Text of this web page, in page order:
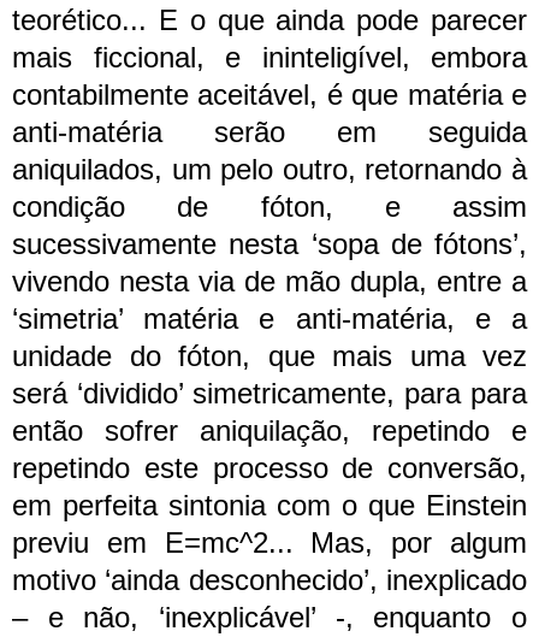
teorético... E o que ainda pode parecer
mais ficcional, e ininteligível, embora
contabilmente aceitável, é que matéria e
anti-matéria serão em seguida
aniquilados, um pelo outro, retornando à
condição de fóton, e assim
sucessivamente nesta ‘sopa de fótons’,
vivendo nesta via de mão dupla, entre a
‘simetria’ matéria e anti-matéria, e a
unidade do fóton, que mais uma vez
será ‘dividido’ simetricamente, para para
então sofrer aniquilação, repetindo e
repetindo este processo de conversão,
em perfeita sintonia com o que Einstein
previu em E=mc^2... Mas, por algum
motivo ‘ainda desconhecido’, inexplicado
– e não, ‘inexplicável’ -, enquanto o